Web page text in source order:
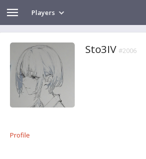
Players
Sto3IV #2006
Profile